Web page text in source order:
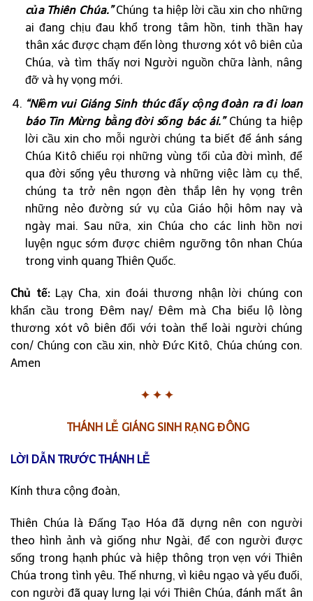
của Thiên Chúa.”Chúng ta hiệp lời cầu xin cho những
ai đang chịu đau khổ trong tâm hồn, tinh thần hay
thân xác được chạm đến lòng thương xót vô biên của
Chúa, và tìm thấy nơi Người nguồn chữa lành, nâng
đỡ và hy vọng mới.
“Niềm vui Giáng Sinh thúc đẩy cộng đoàn ra đi loan
báo Tin Mừng bằng đời sống bác ái.” Chúng ta hiệp
lời cầu xin cho mỗi người chúng ta biết để ánh sáng
Chúa Kitô chiếu rọi những vùng tối của đời mình, để
qua đời sống yêu thương và những việc làm cụ thể,
chúng ta trở nên ngọn đèn thắp lên hy vọng trên
những nẻo đường sứ vụ của Giáo hội hôm nay và
ngày mai. Sau nữa, xin Chúa cho các linh hồn nơi
luyện ngục sớm được chiêm ngưỡng tôn nhan Chúa
trong vinh quang Thiên Quốc.
Chủ tế:Lạy Cha, xin đoái thương nhận lời chúng con
khẩn cầu trong Đêm nay/ Đêm mà Cha biểu lộ lòng
thương xót vô biên đối với toàn thể loài người chúng
con/ Chúng con cầu xin, nhờ Đức Kitô, Chúa chúng con.
Amen
✦ ✦ ✦
THÁNH LỄ GIÁNG SINH RẠNG ĐÔNG
LỜI DẪN TRƯỚC THÁNH LỄ
Kính thưa cộng đoàn,
Thiên Chúa là Đấng Tạo Hóa đã dựng nên con người
theo hình ảnh và giống như Ngài, để con người được
sống trong hạnh phúc và hiệp thông trọn vẹn với Thiên
Chúa trong tình yêu. Thế nhưng, vì kiêu ngạo và yếu đuối,
con người đã quay lưng lại với Thiên Chúa, đánh mất ân